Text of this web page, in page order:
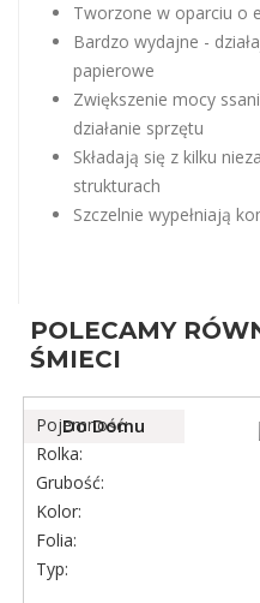
Tworzone w oparciu o
Bardzo wydajne -
papierowe
Zwiększenie mocy
działanie sprzętu
Składają się z kilku
strukturach
Szczelnie wypełniają
POLECAMY
ŚMIECI
Do Domu
Pojemność:
Rolka:
Grubość:
Kolor:
Folia:
Typ: